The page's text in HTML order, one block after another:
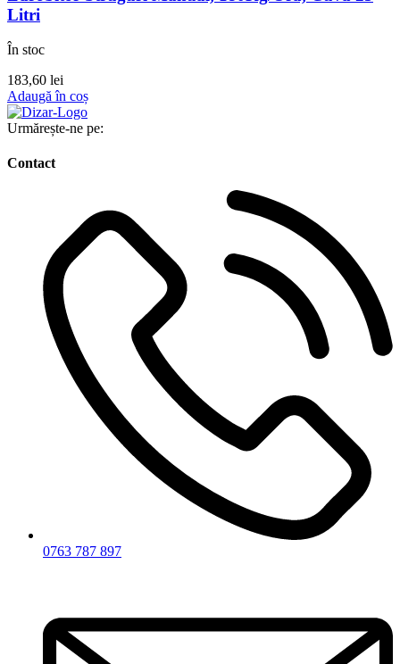
Litri
În stoc
183,60 lei
Adaugă în coș
Urmărește-ne pe:
Contact
0763 787 897